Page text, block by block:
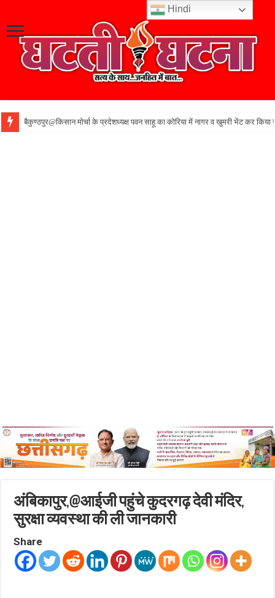
बैकुण्ठपुर@किसान मोर्चा के प्रदेशध्यक्ष पवन साहू का कोरिया में नागर व खुमरी भेंट कर किया
अंबिकापुर,@आईजी पहुंचे कुदरगढ़ देवी मंदिर,
सुरक्षा व्यवस्था की ली जानकारी
Share
Hindi